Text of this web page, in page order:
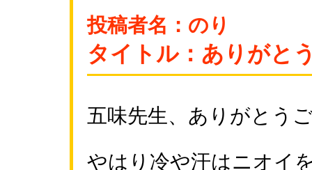
投稿者名：のり
タイトル：ありがと
五味先生、ありがとう
やはり冷や汗はニオイ